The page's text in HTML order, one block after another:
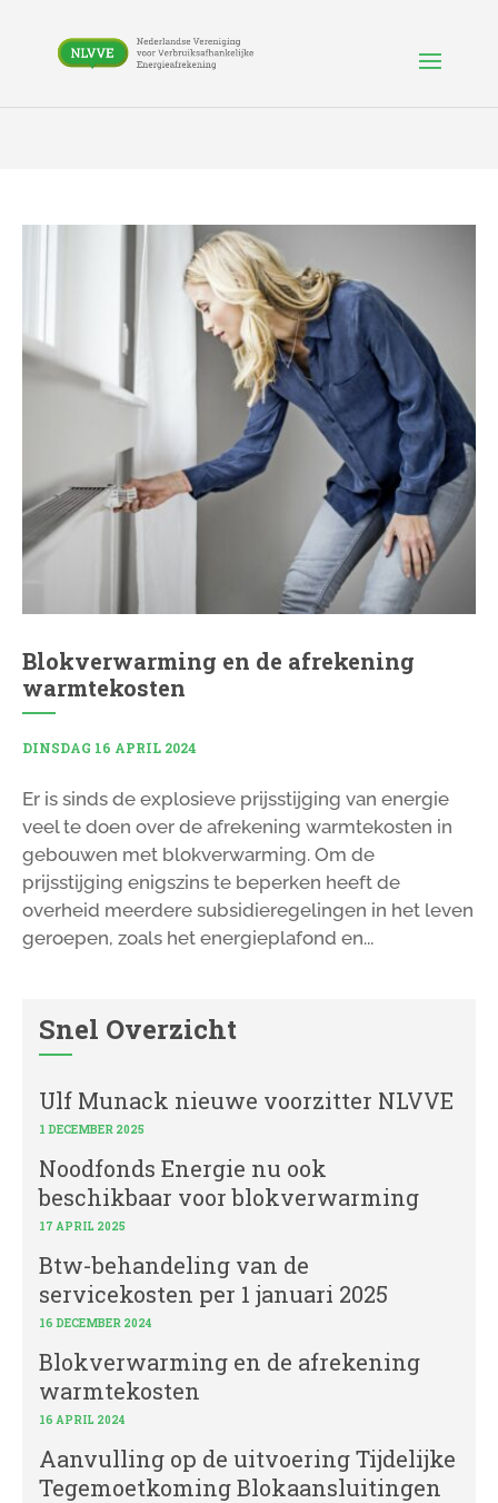
Blokverwarming en de afrekening
warmtekosten
DINSDAG 16 APRIL 2024
Er is sinds de explosieve prijsstijging van energie
veel te doen over de afrekening warmtekosten in
gebouwen met blokverwarming. Om de
prijsstijging enigszins te beperken heeft de
overheid meerdere subsidieregelingen in het leven
geroepen, zoals het energieplafond en...
Snel Overzicht
Ulf Munack nieuwe voorzitter NLVVE
1 DECEMBER 2025
Noodfonds Energie nu ook
beschikbaar voor blokverwarming
17 APRIL 2025
Btw-behandeling van de
servicekosten per 1 januari 2025
16 DECEMBER 2024
Blokverwarming en de afrekening
warmtekosten
16 APRIL 2024
Aanvulling op de uitvoering Tijdelijke
Tegemoetkoming Blokaansluitingen